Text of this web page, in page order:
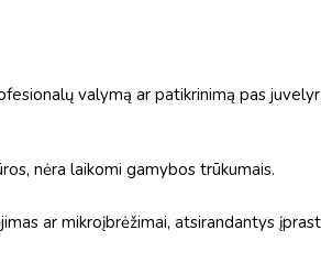
valymą ar patikrinimą pas
nėra laikomi gamybos trūkumais.
ar mikroįbrėžimai, atsirandantys